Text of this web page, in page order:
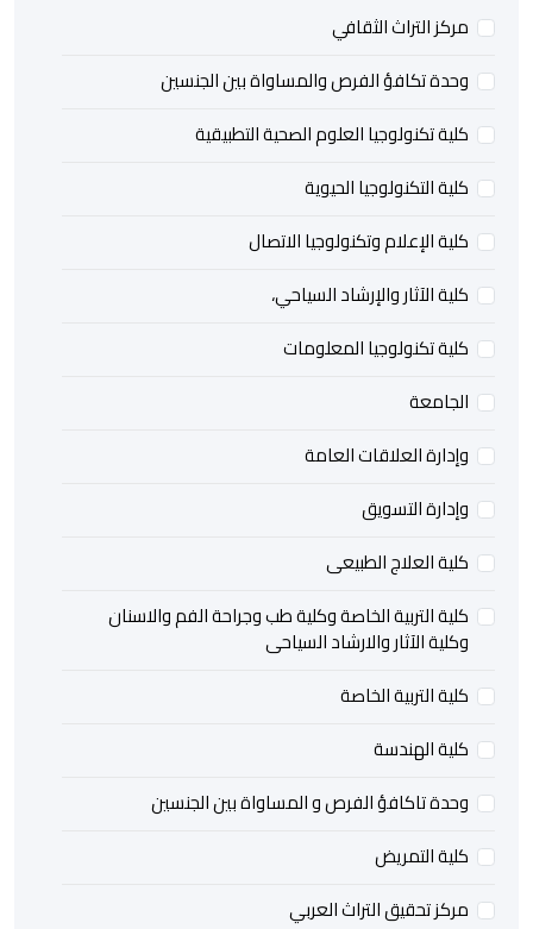
مركز التراث الثقافي
وحدة تكافؤ الفرص والمساواة بين الجنسين
كلية تكنولوجيا العلوم الصحية التطبيقية
كلية التكنولوجيا الحيوية
كلية الإعلام وتكنولوجيا الاتصال
كلية الآثار والإرشاد السياحي،
كلية تكنولوجيا المعلومات
الجامعة
وإدارة العلاقات العامة
وإدارة التسويق
كلية العلاج الطبيعى
كلية التربية الخاصة وكلية طب وجراحة الفم والاسنان
وكلية الآثار والارشاد السياحى
كلية التربية الخاصة
كلية الهندسة
وحدة تاكافؤ الفرص و المساواة بين الجنسين
كلية التمريض
مركز تحقيق التراث العربي